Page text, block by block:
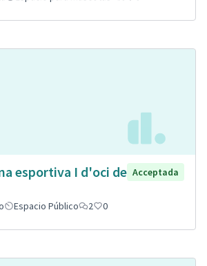
esportiva I d'oci de Acceptada
Espacio Público 2 0